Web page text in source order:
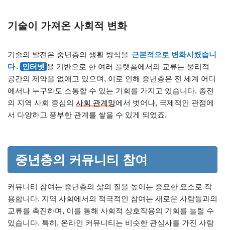
기술이 가져온 사회적 변화
기술의 발전은 중년층의 생활 방식을 근본적으로 변화시켰습니
다. 인터넷 을 기반으로 한 여러 플랫폼에서의 교류는 물리적
공간의 제약을 없애고 있으며, 이로 인해 중년층은 전 세계 어디
에서나 누구와도 소통할 수 있는 기회를 가지고 있습니다. 종전
의 지역 사회 중심의 사회 관계망에서 벗어나, 국제적인 관점에
서 다양하고 풍부한 관계를 쌓을 수 있게 되었죠.
중년층의 커뮤니티 참여
커뮤니티 참여는 중년층의 삶의 질을 높이는 중요한 요소로 작
용합니다. 지역 사회에서의 적극적인 참여는 새로운 사람들과의
교류를 촉진하며, 이를 통해 사회적 상호작용의 기회를 늘릴 수
있습니다. 특히, 온라인 커뮤니티는 비슷한 관심사를 가진 사람